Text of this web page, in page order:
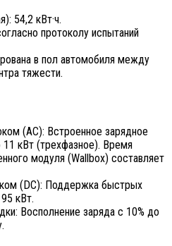
54,2 кВт·ч.
протоколу испытаний
в пол автомобиля между
тяжести.
(AC): Встроенное зарядное
кВт (трехфазное). Время
модуля (Wallbox) составляет
(DC): Поддержка быстрых
кВт.
Восполнение заряда с 10% до